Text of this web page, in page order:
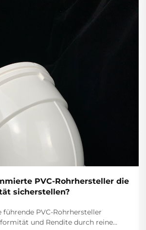
PVC-Rohrhersteller die
sicherstellen?
führende PVC-Rohrhersteller
und Rendite durch reine